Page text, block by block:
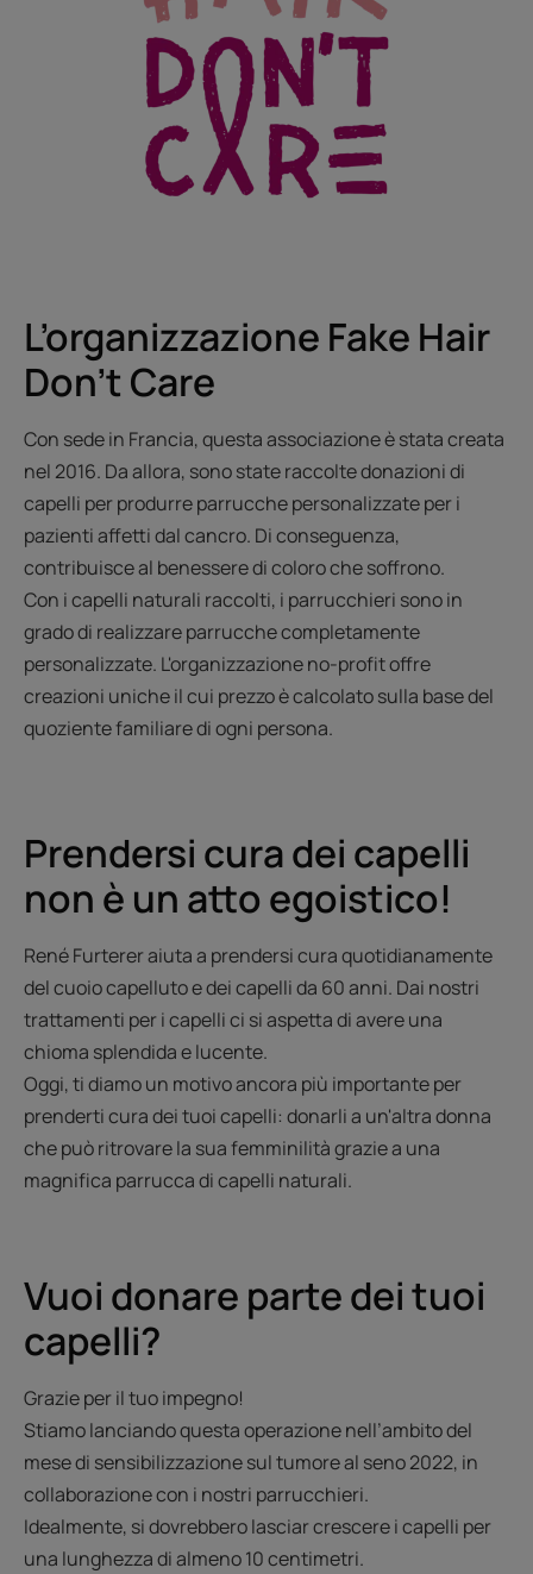
L’organizzazione Fake Hair
Don't Care
Con sede in Francia, questa associazione è stata creata
nel 2016. Da allora, sono state raccolte donazioni di
capelli per produrre parrucche personalizzate per i
pazienti affetti dal cancro. Di conseguenza,
contribuisce al benessere di coloro che soffrono.
Con i capelli naturali raccolti, i parrucchieri sono in
grado di realizzare parrucche completamente
personalizzate. L'organizzazione no-profit offre
creazioni uniche il cui prezzo è calcolato sulla base del
quoziente familiare di ogni persona.
Prendersi cura dei capelli
non è un atto egoistico!
René Furterer aiuta a prendersi cura quotidianamente
del cuoio capelluto e dei capelli da 60 anni. Dai nostri
trattamenti per i capelli ci si aspetta di avere una
chioma splendida e lucente.
Oggi, ti diamo un motivo ancora più importante per
prenderti cura dei tuoi capelli: donarli a un'altra donna
che può ritrovare la sua femminilità grazie a una
magnifica parrucca di capelli naturali.
Vuoi donare parte dei tuoi
capelli?
Grazie per il tuo impegno!
Stiamo lanciando questa operazione nell’ambito del
mese di sensibilizzazione sul tumore al seno 2022, in
collaborazione con i nostri parrucchieri.
Idealmente, si dovrebbero lasciar crescere i capelli per
una lunghezza di almeno 10 centimetri.